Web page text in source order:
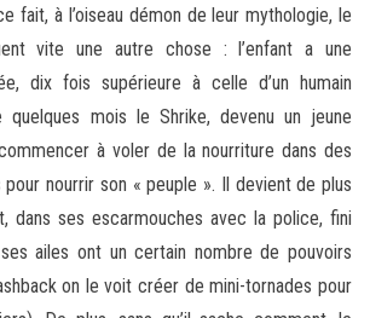
fait, à l’oiseau démon de leur mythologie, le
vite une autre chose : l’enfant a une
dix fois supérieure à celle d’un humain
quelques mois le Shrike, devenu un jeune
à voler de la nourriture dans des
nourrir son « peuple ». Il devient de plus
dans ses escarmouches avec la police, fini
ailes ont un certain nombre de pouvoirs
on le voit créer de mini-tornades pour